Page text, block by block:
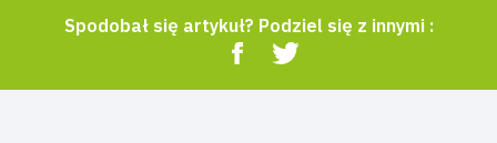
Spodobał się artykuł? Podziel się z innymi :